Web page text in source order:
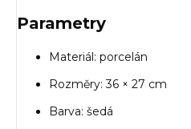
Parametry
Materiál: porcelán
Rozměry: 36 × 27 cm
Barva: šedá